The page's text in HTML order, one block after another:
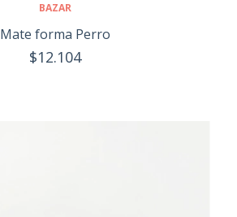
BAZAR
Mate forma Perro
$12.104